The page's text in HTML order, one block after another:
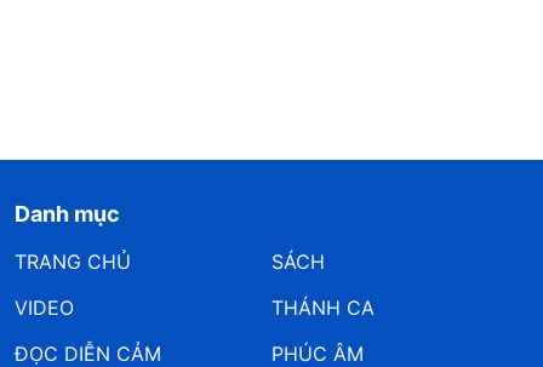
Danh mục
TRANG CHỦ
SÁCH
VIDEO
THÁNH CA
ĐỌC DIỄN CẢM
PHÚC ÂM